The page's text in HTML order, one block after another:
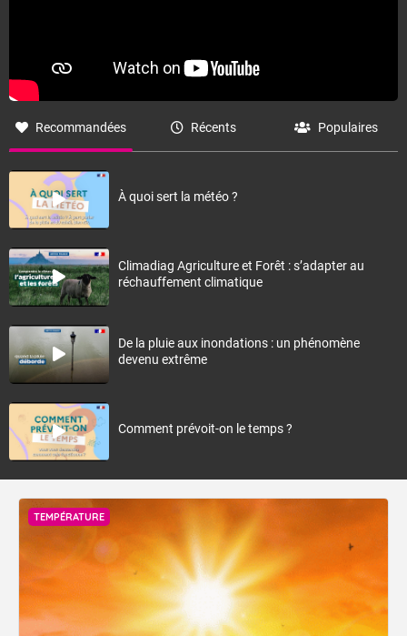
Recommandées Récents Populaires
À quoi sert la météo ?
Climadiag Agriculture et Forêt : s’adapter au
réchauffement climatique
De la pluie aux inondations : un phénomène
devenu extrême
Comment prévoit-on le temps ?
TEMPÉRATURE